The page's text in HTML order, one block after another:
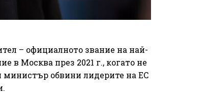
– официалното звание на най-
в Москва през 2021 г., когато не
министър обвини лидерите на ЕС